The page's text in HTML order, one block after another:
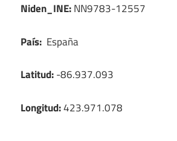
Niden_INE:NN9783-12557
País: España
Latitud:-86.937.093
Longitud:423.971.078